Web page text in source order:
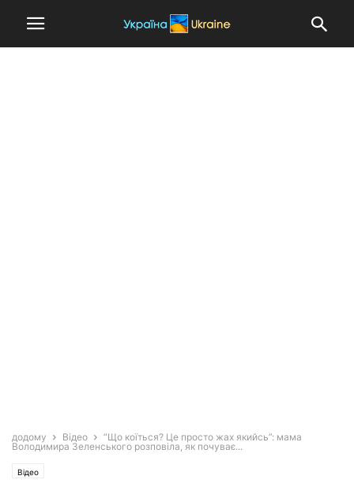
додому Відео
“Що коїться? Це просто жах якийсь”: мама
Володимира Зеленського розповіла, як почуває...
Відео